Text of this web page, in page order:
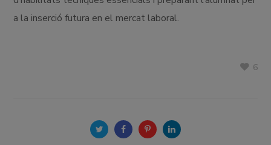
a la inserció futura en el mercat laboral.
6